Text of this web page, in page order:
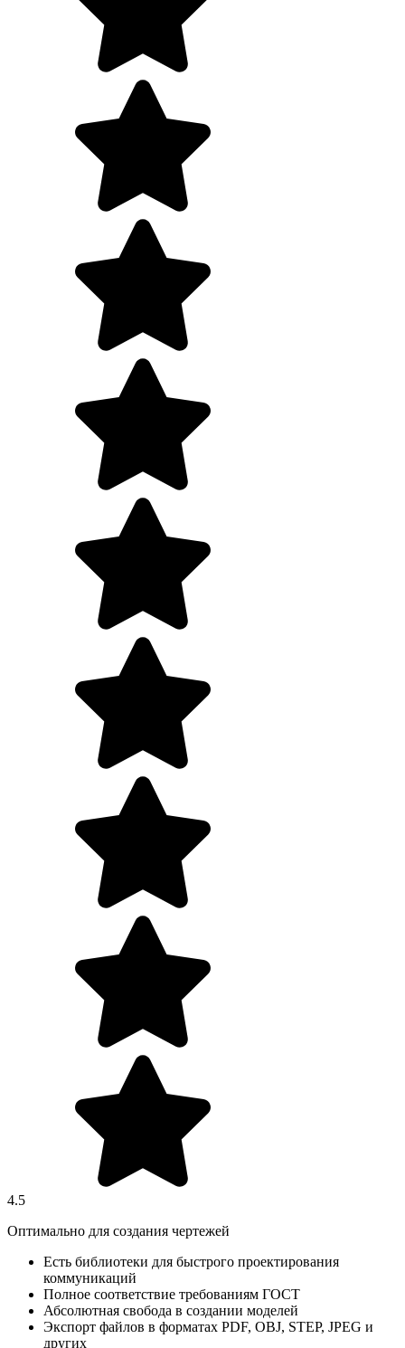
4.5
Оптимально для создания чертежей
Есть библиотеки для быстрого проектирования
коммуникаций
Полное соответствие требованиям ГОСТ
Абсолютная свобода в создании моделей
Экспорт файлов в форматах PDF, OBJ, STEP, JPEG и
других